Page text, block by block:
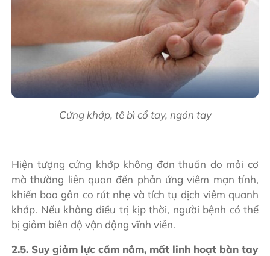
Cứng khớp, tê bì cổ tay, ngón tay
Hiện tượng cứng khớp không đơn thuần do mỏi cơ
mà thường liên quan đến phản ứng viêm mạn tính,
khiến bao gân co rút nhẹ và tích tụ dịch viêm quanh
khớp. Nếu không điều trị kịp thời, người bệnh có thể
bị giảm biên độ vận động vĩnh viễn.
2.5. Suy giảm lực cầm nắm, mất linh hoạt bàn tay